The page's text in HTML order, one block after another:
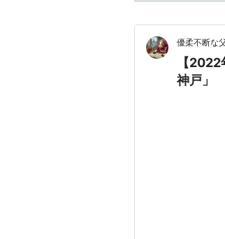
1988-1991
国士舘大学
1992-1994
優柔不断な
【
神戸」